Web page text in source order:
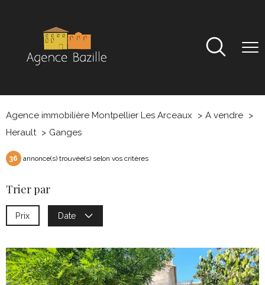
Agence immobilière Montpellier Les Arceaux
A vendre
Herault
Ganges
36 annonce(s) trouvée(s) selon vos critères
Trier par
Prix Date